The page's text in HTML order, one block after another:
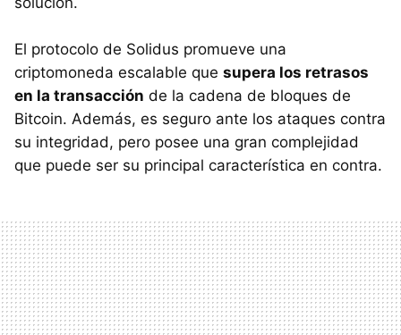
El protocolo de Solidus promueve una
criptomoneda escalable que supera los retrasos
en la transacción de la cadena de bloques de
Bitcoin. Además, es seguro ante los ataques contra
su integridad, pero posee una gran complejidad
que puede ser su principal característica en contra.